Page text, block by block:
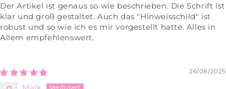
Der Artikel ist genaus so wie beschrieben. Die Schrift ist
klar und groß gestaltet. Auch das "Hinweisschild" ist
robust und so wie ich es mir vorgestellt hatte. Alles in
Allem empfehlenswert.
26/08/2025